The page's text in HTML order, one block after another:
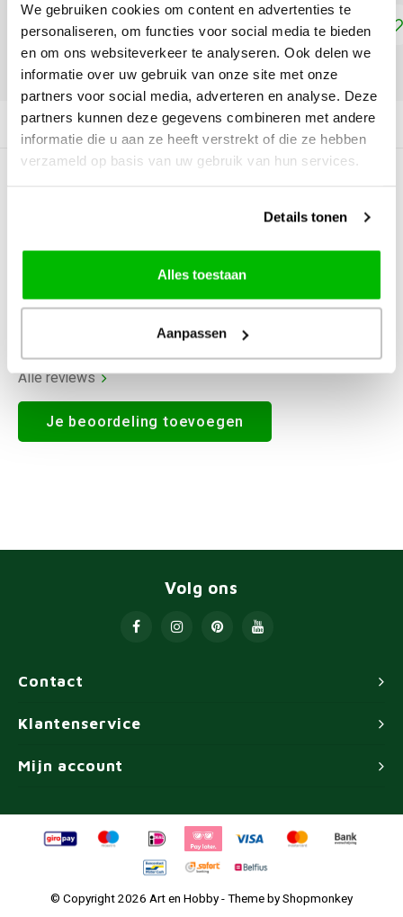
We gebruiken cookies om content en advertenties te
personaliseren, om functies voor social media te bieden
en om ons websiteverkeer te analyseren. Ook delen we
informatie over uw gebruik van onze site met onze
partners voor social media, adverteren en analyse. Deze
partners kunnen deze gegevens combineren met andere
informatie die u aan ze heeft verstrekt of die ze hebben
verzameld op basis van uw gebruik van hun services.
Details tonen
Alles toestaan
Aanpassen
Toevoegen aan winkelwagen
DELEN:
Productomschrijving
Alle reviews
Je beoordeling toevoegen
Contact
Volg ons
Klantenservice
Mijn account
© Copyright 2026 Art en Hobby - Theme byShopmonkey